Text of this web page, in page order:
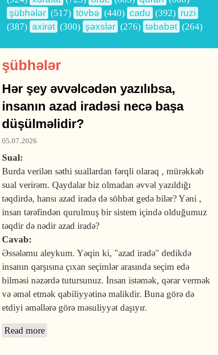
şübhələr (517) tövbə (440) cadu (392) ruzi
(387) axirət (300) şəxslər (276) təbabət (264)
şübhələr
Hər şey əvvəlcədən yazılıbsa,
insanın azad iradəsi necə başa
düşülməlidir?
05.07.2026
Sual:
Burda verilən səthi suallardan fərqli olaraq , mürəkkəb
sual verirəm. Qaydalar biz olmadan əvvəl yazıldığı
təqdirdə, hansı azad iradə də söhbət gedə bilər? Yəni ,
insan tərəfindən qurulmuş bir sistem içində olduğumuz
təqdir də nədir azad iradə?
Cavab:
Əssələmu aleykum. Yəqin ki, "azad iradə" dedikdə
insanın qarşısına çıxan seçimlər arasında seçim edə
bilməsi nəzərdə tutursunuz. İnsan istəmək, qərar vermək
və əməl etmək qabiliyyətinə malikdir. Buna görə də
etdiyi əməllərə görə məsuliyyət daşıyır.
Read more